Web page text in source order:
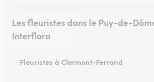
Les fleuristes dans le Puy-de-
Interflora
Fleuristes à Clermont-Ferrand